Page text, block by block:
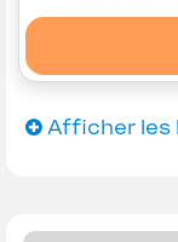
Afficher les